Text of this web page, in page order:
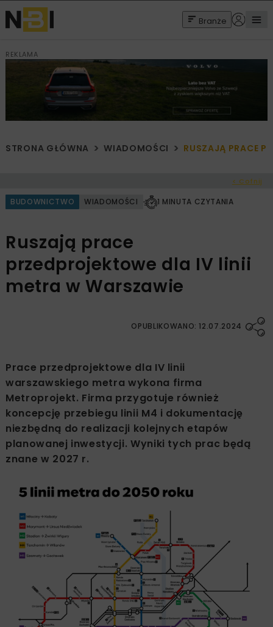
Branże
REKLAMA
STRONA GŁÓWNA WIADOMOŚCI RUSZAJĄ PRACE
< Cofnij
BUDOWNICTWO WIADOMOŚCI 1 MINUTA CZYTANIA
Ruszają prace
przedprojektowe dla IV linii
metra w Warszawie
OPUBLIKOWANO: 12.07.2024
Prace przedprojektowe dla IV linii
warszawskiego metra wykona firma
Metroprojekt. Firma przygotuje również
koncepcję przebiegu linii M4 i dokumentację
niezbędną do realizacji kolejnych etapów
planowanej inwestycji. Wyniki tych prac będą
znane w 2027 r.